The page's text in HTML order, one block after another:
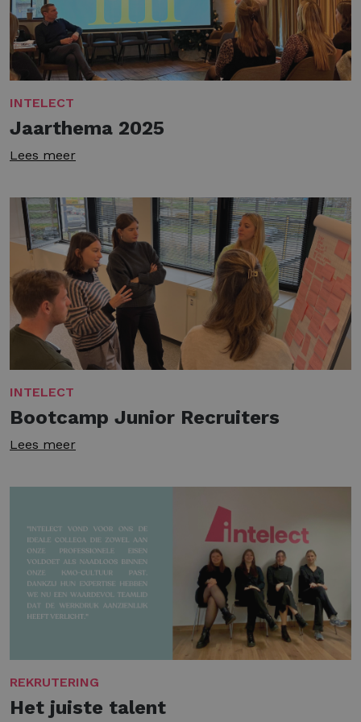
INTELECT
Jaarthema 2025
Lees meer
INTELECT
Bootcamp Junior Recruiters
Lees meer
REKRUTERING
Het juiste talent